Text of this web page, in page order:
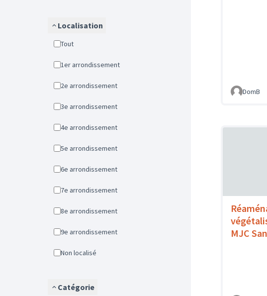
Localisation
Tout
1er arrondissement
2e arrondissement
3e arrondissement
4e arrondissement
5e arrondissement
6e arrondissement
7e arrondissement
8e arrondissement
9e arrondissement
Non localisé
Catégorie
DomB
MJC